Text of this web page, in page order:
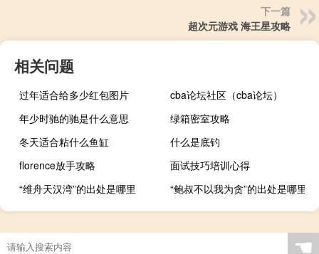
下一篇
超次元游戏 海王星攻略
相关问题
过年适合给多少红包图片
cba论坛社区（cba论坛）
年少时驰的驰是什么意思
绿箱密室攻略
冬天适合粘什么鱼缸
什么是底钓
florence放手攻略
面试技巧培训心得
“维舟天汉湾”的出处是哪里
“鲍叔不以我为贪”的出处是哪里
☚